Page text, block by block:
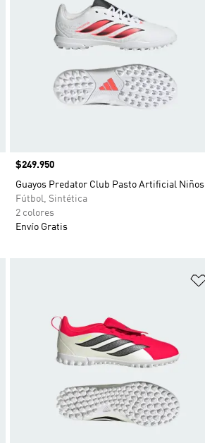
Precio
$249.950
Guayos Predator Club Pasto Artificial Niños
Fútbol, Sintética
2 colores
Envío Gratis